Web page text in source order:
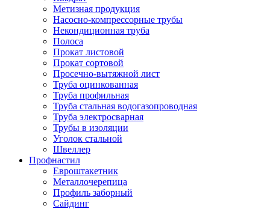
Метизная продукция
Насосно-компрессорные трубы
Некондиционная труба
Полоса
Прокат листовой
Прокат сортовой
Просечно-вытяжной лист
Труба оцинкованная
Труба профильная
Труба стальная водогазопроводная
Труба электросварная
Трубы в изоляции
Уголок стальной
Швеллер
Профнастил
Евроштакетник
Металлочерепица
Профиль заборный
Сайдинг